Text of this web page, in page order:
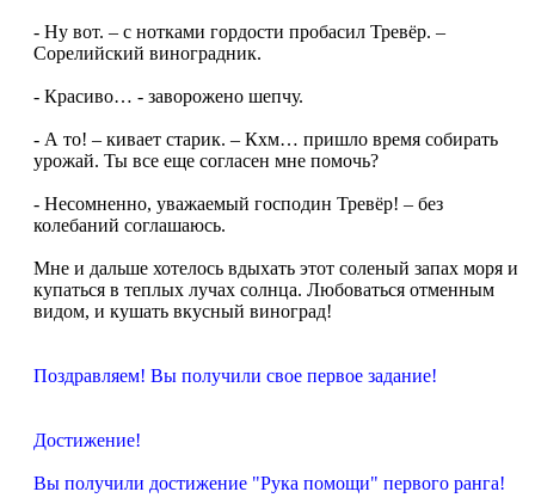
- Ну вот. – с нотками гордости пробасил Тревёр. –
Сорелийский виноградник.
- Красиво… - заворожено шепчу.
- А то! – кивает старик. – Кхм… пришло время собирать
урожай. Ты все еще согласен мне помочь?
- Несомненно, уважаемый господин Тревёр! – без
колебаний соглашаюсь.
Мне и дальше хотелось вдыхать этот соленый запах моря и
купаться в теплых лучах солнца. Любоваться отменным
видом, и кушать вкусный виноград!
Поздравляем! Вы получили свое первое задание!
Достижение!
Вы получили достижение "Рука помощи" первого ранга!